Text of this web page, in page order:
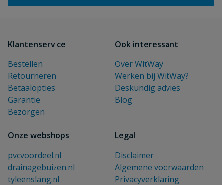
Klantenservice
Bestellen
Retourneren
Betaalopties
Garantie
Bezorgen
Ook interessant
Over WitWay
Werken bij WitWay?
Deskundig advies
Blog
Onze webshops
pvcvoordeel.nl
drainagebuizen.nl
tyleenslang.nl
Legal
Disclaimer
Algemene voorwaarden
Privacyverklaring